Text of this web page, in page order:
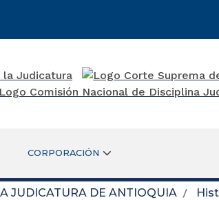
CORPORACIÓN
JUDICATURA DE ANTIOQUIA